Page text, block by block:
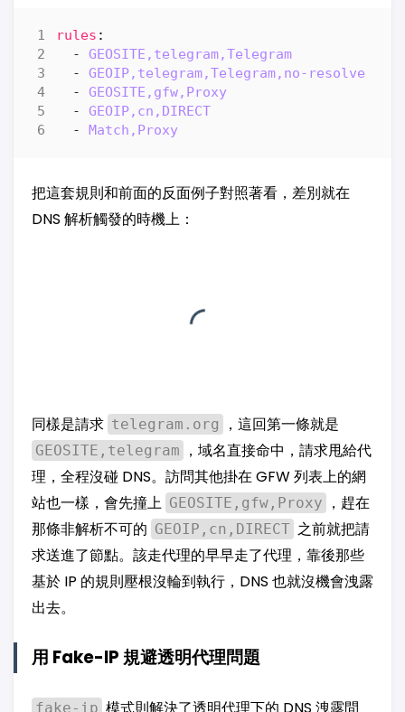
rules :
- GEOSITE,telegram,Telegram
- GEOIP,telegram,Telegram,no-resolve
- GEOSITE,gfw,Proxy
- GEOIP,cn,DIRECT
- Match,Proxy
把這套規則和前面的反面例子對照著看，差別就在
DNS 解析觸發的時機上：
同樣是請求 telegram.org ，這回第一條就是
GEOSITE,telegram
，域名直接命中，請求甩給代
理，全程沒碰 DNS。訪問其他掛在 GFW 列表上的網
站也一樣，會先撞上 GEOSITE,gfw,Proxy
，趕在
那條非解析不可的 GEOIP,cn,DIRECT 之前就把請
求送進了節點。該走代理的早早走了代理，靠後那些
基於 IP 的規則壓根沒輪到執行，DNS 也就沒機會洩露
出去。
用 Fake-IP 規避透明代理問題
fake-ip 模式則解決了透明代理下的 DNS 洩露問